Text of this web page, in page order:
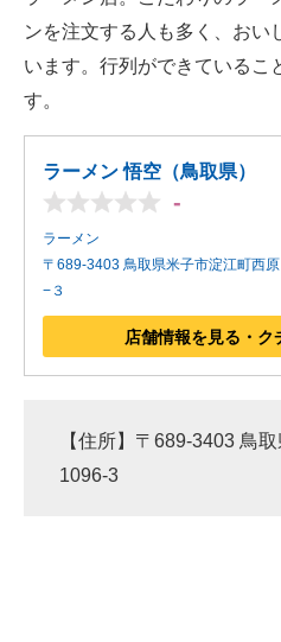
ンを注文する人も多く、おい
います。行列ができているこ
す。
ラーメン 悟空（鳥取県）
-
ラーメン
〒689-3403 鳥取県米子市淀江町西原
−３
店舗情報を見る・ク
【住所】〒689-3403 鳥
1096-3